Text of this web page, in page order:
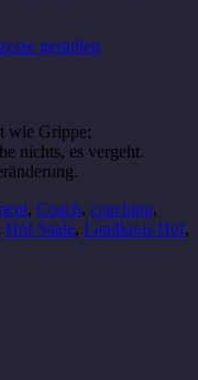
gestalten
wie Grippe;
nichts, es vergeht.
, Coach, coaching,
Hof Saale, Landkreis Hof,